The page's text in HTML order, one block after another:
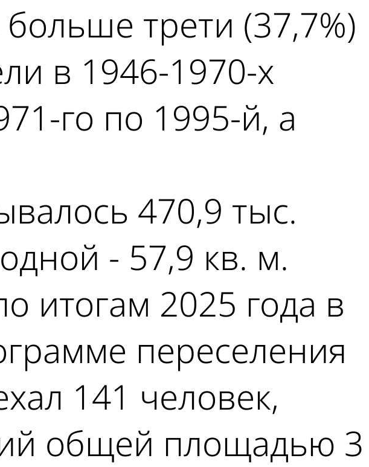
трети (37,7%)
в 1946-1970-х
го по 1995-й, а
470,9 тыс.
- 57,9 кв. м.
итогам 2025 года в
переселения
141 человек,
общей площадью 3